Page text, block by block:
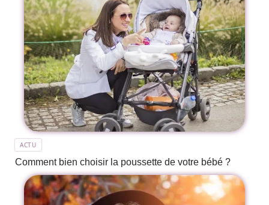
ACTU
Comment bien choisir la poussette de votre bébé ?